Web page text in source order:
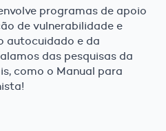
programas de apoio
de vulnerabilidade e
autocuidado e da
das pesquisas da
como o Manual para